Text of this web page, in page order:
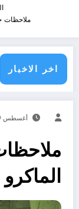
ملاحظات
اخر الاخبار
الرقمي الجديد
أغسطس 29, 2022